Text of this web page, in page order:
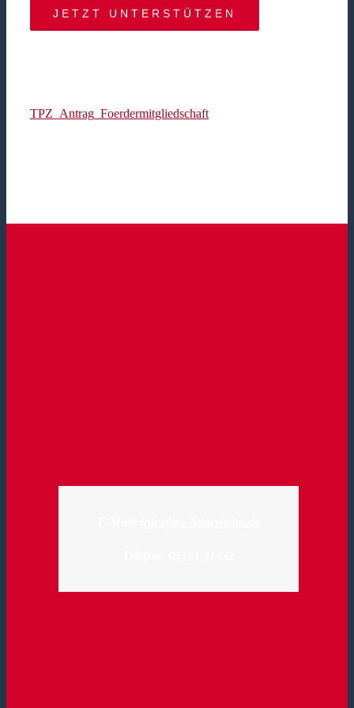
JETZT UNTERSTÜTZEN
TPZ_Antrag_Foerdermitgliedschaft